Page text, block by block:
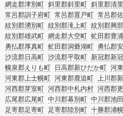
網走郡津別町 斜里郡斜里町 斜里郡清
常呂郡訓子府町 常呂郡置戸町 常呂郡
紋別郡湧別町 紋別郡滝上町 紋別郡興
紋別郡雄武町 網走郡大空町 虻田郡豊
勇払郡厚真町 虻田郡洞爺湖町 勇払郡
沙流郡日高町 沙流郡平取町 新冠郡新
幌泉郡えりも町
日高郡新ひだか町 河
河東郡上士幌町 河東郡鹿追町 上川郡
河西郡芽室町 河西郡中札内村 河西郡
広尾郡広尾町 中川郡幕別町 中川郡池
足寄郡足寄町 足寄郡陸別町 十勝郡浦